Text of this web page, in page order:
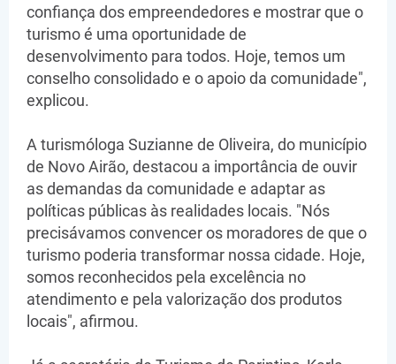
confiança dos empreendedores e mostrar que o
turismo é uma oportunidade de
desenvolvimento para todos. Hoje, temos um
conselho consolidado e o apoio da comunidade",
explicou.
A turismóloga Suzianne de Oliveira, do município
de Novo Airão, destacou a importância de ouvir
as demandas da comunidade e adaptar as
políticas públicas às realidades locais. "Nós
precisávamos convencer os moradores de que o
turismo poderia transformar nossa cidade. Hoje,
somos reconhecidos pela excelência no
atendimento e pela valorização dos produtos
locais", afirmou.